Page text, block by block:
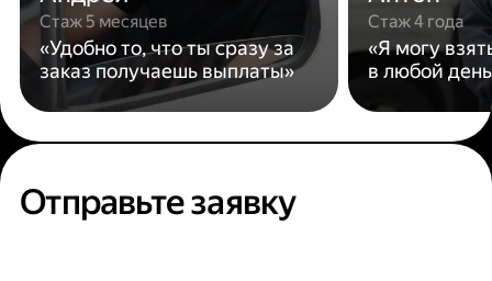
Стаж 5 месяцев
«Удобно то, что ты сразу за
заказ получаешь выплаты»
Стаж 4 года
«Я могу
в любой
Отправьте заявку